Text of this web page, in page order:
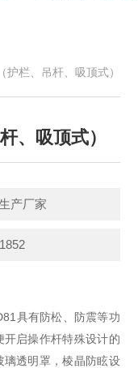
护栏、吊杆、吸顶式）
、吸顶式）
产厂家
具有防松、防震等功
启操作杆特殊设计的
璃透明罩，棱晶防眩设